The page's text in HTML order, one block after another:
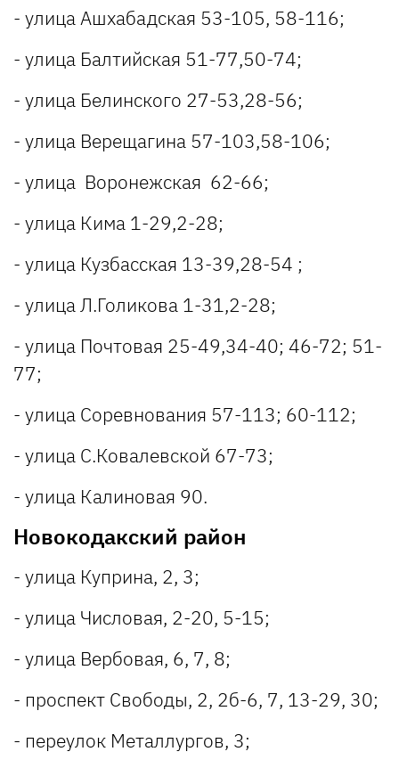
- улица Ашхабадская 53-105, 58-116;
- улица Балтийская 51-77,50-74;
- улица Белинского 27-53,28-56;
- улица Верещагина 57-103,58-106;
- улица Воронежская 62-66;
- улица Кима 1-29,2-28;
- улица Кузбасская 13-39,28-54 ;
- улица Л.Голикова 1-31,2-28;
- улица Почтовая 25-49,34-40; 46-72; 51-
77;
- улица Соревнования 57-113; 60-112;
- улица С.Ковалевской 67-73;
- улица Калиновая 90.
Новокодакский район
- улица Куприна, 2, 3;
- улица Числовая, 2-20, 5-15;
- улица Вербовая, 6, 7, 8;
- проспект Свободы, 2, 2б-6, 7, 13-29, 30;
- переулок Металлургов, 3;